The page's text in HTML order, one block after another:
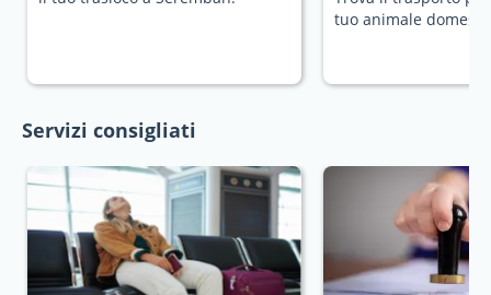
tuo animale
Servizi consigliati